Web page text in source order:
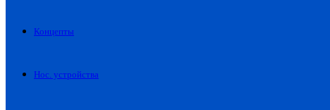
Концепты
Нос. устройства